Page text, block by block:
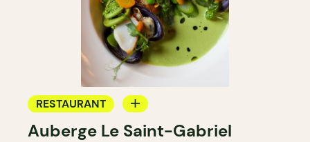
RESTAURANT
BAR
Auberge Le Saint-Gabriel